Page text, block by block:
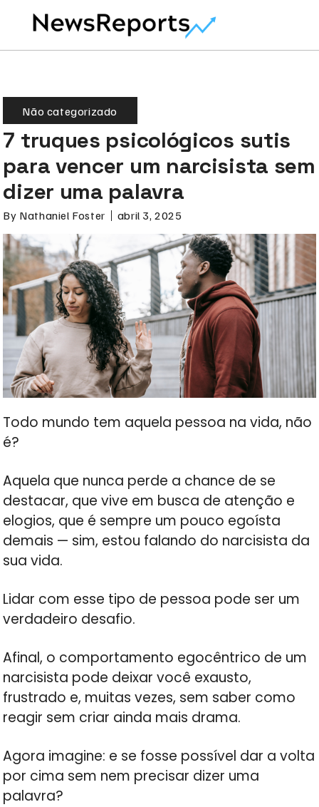
Não categorizado
7 truques psicológicos sutis
para vencer um narcisista sem
dizer uma palavra
By Nathaniel Foster abril 3, 2025
Todo mundo tem aquela pessoa na vida, não
é?
Aquela que nunca perde a chance de se
destacar, que vive em busca de atenção e
elogios, que é sempre um pouco egoísta
demais — sim, estou falando do narcisista da
sua vida.
Lidar com esse tipo de pessoa pode ser um
verdadeiro desafio.
Afinal, o comportamento egocêntrico de um
narcisista pode deixar você exausto,
frustrado e, muitas vezes, sem saber como
reagir sem criar ainda mais drama.
Agora imagine: e se fosse possível dar a volta
por cima sem nem precisar dizer uma
palavra?